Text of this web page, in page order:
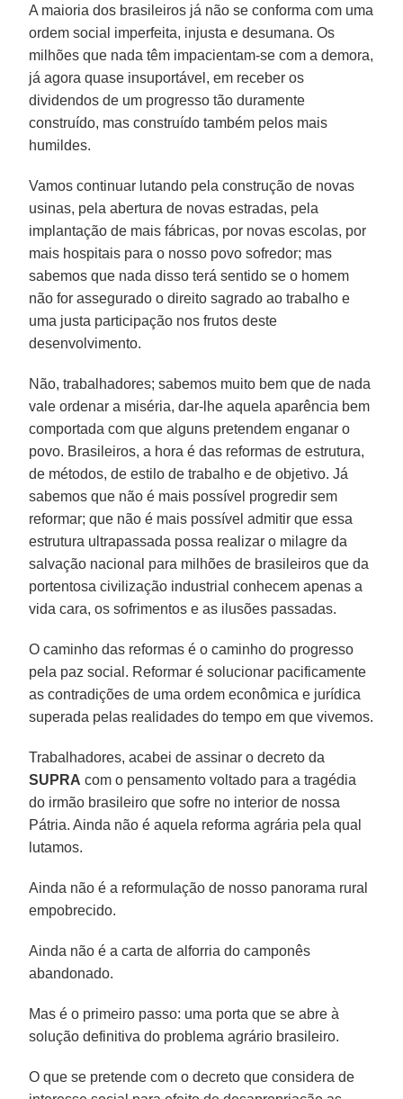
A maioria dos brasileiros já não se conforma com uma
ordem social imperfeita, injusta e desumana. Os
milhões que nada têm impacientam-se com a demora,
já agora quase insuportável, em receber os
dividendos de um progresso tão duramente
construído, mas construído também pelos mais
humildes.
Vamos continuar lutando pela construção de novas
usinas, pela abertura de novas estradas, pela
implantação de mais fábricas, por novas escolas, por
mais hospitais para o nosso povo sofredor; mas
sabemos que nada disso terá sentido se o homem
não for assegurado o direito sagrado ao trabalho e
uma justa participação nos frutos deste
desenvolvimento.
Não, trabalhadores; sabemos muito bem que de nada
vale ordenar a miséria, dar-lhe aquela aparência bem
comportada com que alguns pretendem enganar o
povo. Brasileiros, a hora é das reformas de estrutura,
de métodos, de estilo de trabalho e de objetivo. Já
sabemos que não é mais possível progredir sem
reformar; que não é mais possível admitir que essa
estrutura ultrapassada possa realizar o milagre da
salvação nacional para milhões de brasileiros que da
portentosa civilização industrial conhecem apenas a
vida cara, os sofrimentos e as ilusões passadas.
O caminho das reformas é o caminho do progresso
pela paz social. Reformar é solucionar pacificamente
as contradições de uma ordem econômica e jurídica
superada pelas realidades do tempo em que vivemos.
Trabalhadores, acabei de assinar o decreto da
SUPRA com o pensamento voltado para a tragédia
do irmão brasileiro que sofre no interior de nossa
Pátria. Ainda não é aquela reforma agrária pela qual
lutamos.
Ainda não é a reformulação de nosso panorama rural
empobrecido.
Ainda não é a carta de alforria do camponês
abandonado.
Mas é o primeiro passo: uma porta que se abre à
solução definitiva do problema agrário brasileiro.
O que se pretende com o decreto que considera de